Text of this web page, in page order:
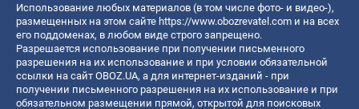
Использование любых материалов (в том числе фото- и видео-),
размещенных на этом сайте https://www.obozrevatel.com и на всех
его поддоменах, в любом виде строго запрещено.
Разрешается использование при получении письменного
разрешения на их использование и при условии обязательной
ссылки на сайт OBOZ.UA, а для интернет-изданий - при
получении письменного разрешения на их использование и при
обязательном размещении прямой, открытой для поисковых